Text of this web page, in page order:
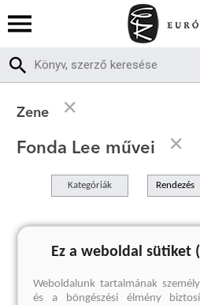
Zene
Fonda Lee művei
Kategóriák Rendezés
A keresett
Ez a weboldal sütiket
Weboldalunk tartalmának
és a böngészési élmény